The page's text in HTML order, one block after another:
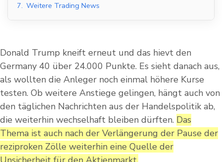
7. Weitere Trading News
Donald Trump kneift erneut und das hievt den
Germany 40 über 24.000 Punkte. Es sieht danach aus,
als wollten die Anleger noch einmal höhere Kurse
testen. Ob weitere Anstiege gelingen, hängt auch von
den täglichen Nachrichten aus der Handelspolitik ab,
die weiterhin wechselhaft bleiben dürften. Das
Thema ist auch nach der Verlängerung der Pause der
reziproken Zölle weiterhin eine Quelle der